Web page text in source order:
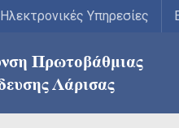
Ηλεκτρονικές Υπηρεσίες